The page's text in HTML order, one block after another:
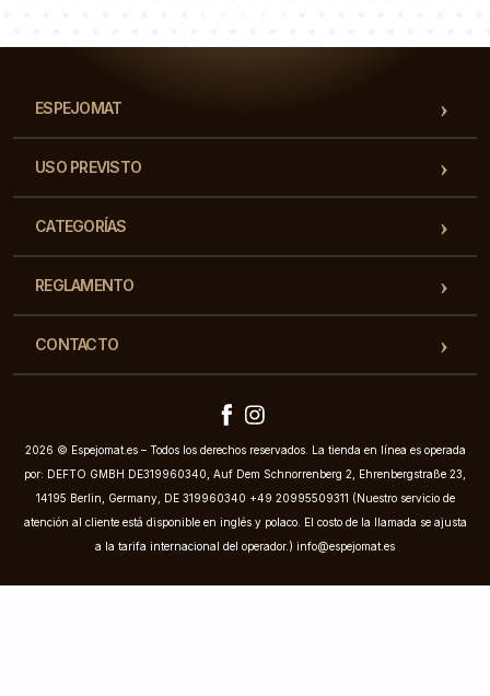
ESPEJOMAT
USO PREVISTO
CATEGORÍAS
REGLAMENTO
CONTACTO
2026 © Espejomat.es – Todos los derechos reservados. La tienda en línea es operada
por: DEFTO GMBH DE319960340, Auf Dem Schnorrenberg 2, Ehrenbergstraße 23,
14195 Berlin, Germany, DE 319960340 +49 20995509311 (Nuestro servicio de
atención al cliente está disponible en inglés y polaco. El costo de la llamada se ajusta
a la tarifa internacional del operador.) info@espejomat.es